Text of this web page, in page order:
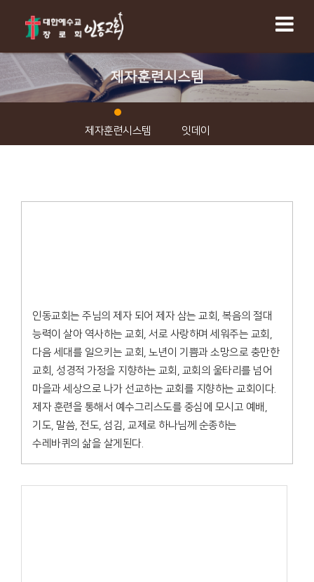
제자훈련시스템
제자훈련시스템 잇데이
인동교회는 주님의 제자 되어 제자 삼는 교회, 복음의 절대
능력이 살아 역사하는 교회, 서로 사랑하며 세워주는 교회,
다음 세대를 일으키는 교회, 노년이 기쁨과 소망으로 충만한
교회, 성경적 가정을 지향하는 교회, 교회의 울타리를 넘어
마을과 세상으로 나가 선교하는 교회를 지향하는 교회이다.
제자 훈련을 통해서 예수그리스도를 중심에 모시고 예배,
기도, 말씀, 전도, 섬김, 교제로 하나님께 순종하는
수레바퀴의 삶을 살게된다.